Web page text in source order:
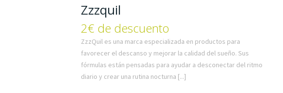
Zzzquil
2€ de descuento
ZzzQuil es una marca especializada en productos para
favorecer el descanso y mejorar la calidad del sueño. Sus
fórmulas están pensadas para ayudar a desconectar del ritmo
diario y crear una rutina nocturna [...]